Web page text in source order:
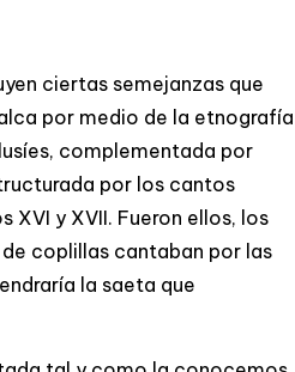
ciertas semejanzas que
por medio de la etnografía
complementada por
por los cantos
y XVII. Fueron ellos, los
de coplillas cantaban por las
la saeta que